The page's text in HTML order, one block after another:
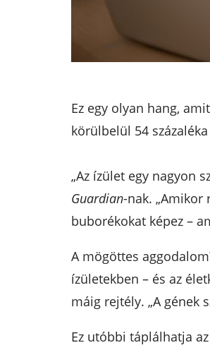
Ez egy olyan hang,
körülbelül 54
„Az ízület egy nagyon
Guardian-nak. „Amikor
buborékokat képez –
A mögöttes
ízületekben – és az
máig rejtély. „A gének
Ez utóbbi táplálhatja